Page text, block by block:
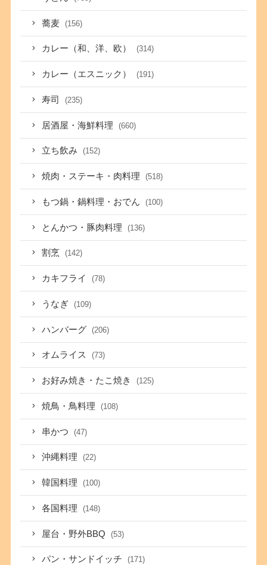
蕎麦 (156)
カレー（和、洋、欧） (314)
カレー（エスニック） (191)
寿司 (235)
居酒屋・海鮮料理 (660)
立ち飲み (152)
焼肉・ステーキ・肉料理 (518)
もつ鍋・鍋料理・おでん (100)
とんかつ・豚肉料理 (136)
割烹 (142)
カキフライ (78)
うなぎ (109)
ハンバーグ (206)
オムライス (73)
お好み焼き・たこ焼き (125)
焼鳥・鳥料理 (108)
串かつ (47)
沖縄料理 (22)
韓国料理 (100)
各国料理 (148)
屋台・野外BBQ (53)
パン・サンドイッチ (171)